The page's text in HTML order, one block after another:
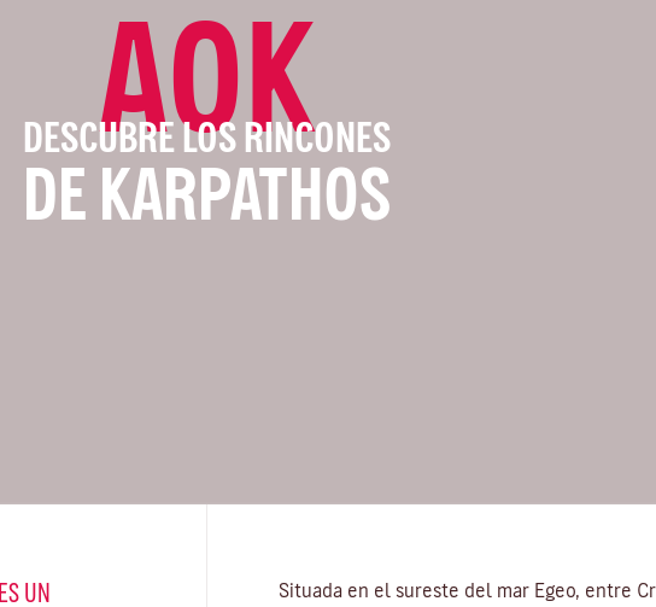
AOK
DESCUBRE LOS RINCONES
DE KARPATHOS
UN
Situada en el sureste del mar Egeo, entre